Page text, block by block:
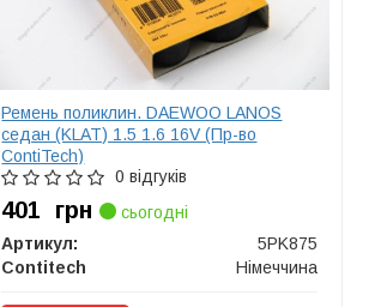
Ремень поликлин. DAEWOO LANOS
седан (KLAT) 1.5 1.6 16V (Пр-во
ContiTech)
0 відгуків
401 грн
сьогодні
Артикул:
5PK875
Contitech
Німеччина